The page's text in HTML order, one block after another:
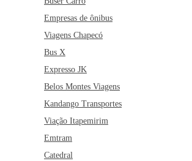
Empresas de ônibus
Viagens Chapecó
Bus X
Expresso JK
Belos Montes Viagens
Kandango Transportes
Viação Itapemirim
Emtram
Catedral